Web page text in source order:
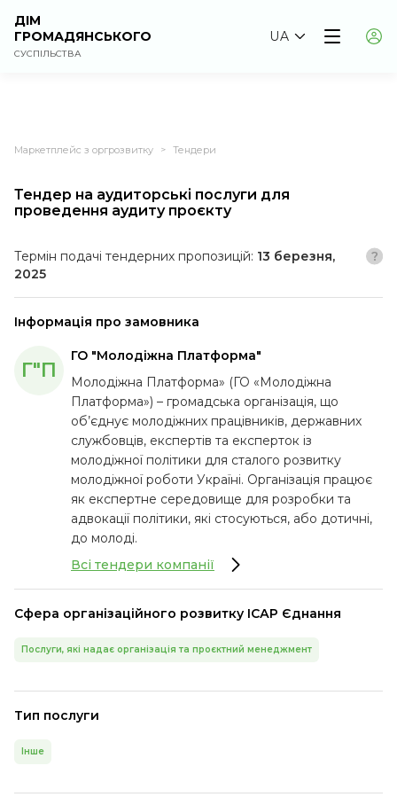
ДІМ
ГРОМАДЯНСЬКОГО
СУСПІЛЬСТВА
UA
Маркетплейс з оргрозвитку > Тендери
Тендер на аудиторські послуги для
проведення аудиту проєкту
Термін подачі тендерних пропозицій: 13 березня,
2025
Інформація про замовника
Г"П
ГО "Молодіжна Платформа"
Молодіжна Платформа» (ГО «Молодіжна
Платформа») – громадська організація, що
об’єднує молодіжних працівників, державних
службовців, експертів та експерток із
молодіжної політики для сталого розвитку
молодіжної роботи Україні. Організація працює
як експертне середовище для розробки та
адвокації політики, які стосуються, або дотичні,
до молоді.
Всі тендери компанії
Сфера організаційного розвитку ІСАР Єднання
Послуги, які надає організація та проєктний менеджмент
Тип послуги
Інше